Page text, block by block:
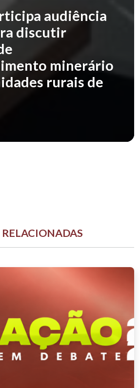
audiência
discutir
minerário
rurais de